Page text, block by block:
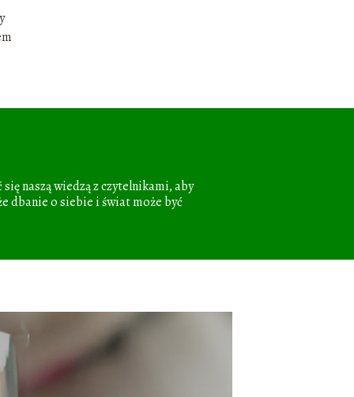
naszą wiedzą z czytelnikami, aby
dbanie o siebie i świat może być